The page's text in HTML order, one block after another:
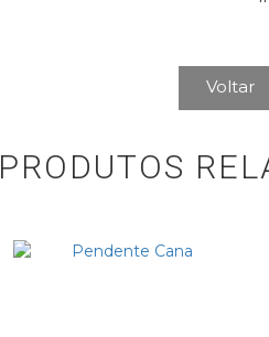
Voltar
PRODUTOS